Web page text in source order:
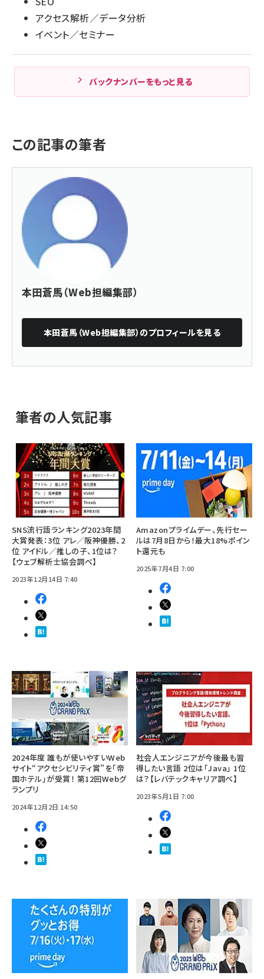
アクセス解析／データ分析
イベント／セミナー
バックナンバーをもっと見る
この記事の筆者
本田蒼馬（Web担編集部）
本田蒼馬（Web担編集部） のプロフィールを見る
筆者の人気記事
SNS流行語ランキング2023年間
大賞発表：3位 アレ／阪神優勝、2
位 アイドル／推しの子、1位は？
【ウェブ解析士協会調べ】
2023年12月14日 7:40
Amazonプライムデー、先行セー
ルは7月8日から！最大18%ポイン
ト還元も
2025年7月4日 7:00
2024年度 誰もが使いやすいWeb
サイト“アクセシビリティ賞”を「帝
国ホテル」が受賞！ 第12回Webグ
ランプリ
2024年12月2日 14:50
社会人エンジニアが今後最も習
得したい言語 2位は「Java」 1位
は？【レバテックキャリア調べ】
2023年5月1日 7:00